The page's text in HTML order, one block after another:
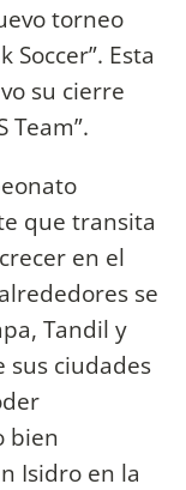
torneo
Esta
su cierre
Team”.
que transita
en el
se
Tandil y
sus ciudades
bien
Isidro en la